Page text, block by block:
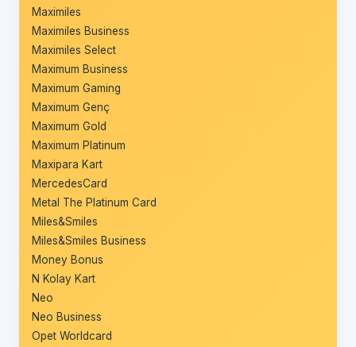
Maximiles
Maximiles Business
Maximiles Select
Maximum Business
Maximum Gaming
Maximum Genç
Maximum Gold
Maximum Platinum
Maxipara Kart
MercedesCard
Metal The Platinum Card
Miles&Smiles
Miles&Smiles Business
Money Bonus
N Kolay Kart
Neo
Neo Business
Opet Worldcard